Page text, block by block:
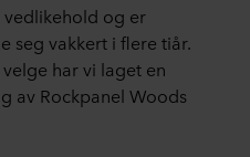
vedlikehold og er
seg vakkert i flere tiår.
har vi laget en
av Rockpanel Woods